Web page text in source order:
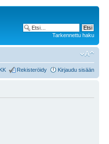
Tarkennettu haku
Rekisteröidy Kirjaudu sisään